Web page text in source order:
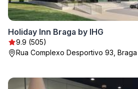
Holiday Inn Braga by IHG
9.9 (505)
Rua Complexo Desportivo 93, Braga